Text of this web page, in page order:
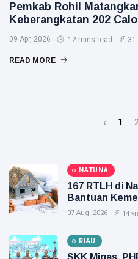
Pemkab Rohil
Keberangkatan 202
09 Apr, 2026 12 mins read 31
READ MORE
‹ 1
NATUNA
167 RTLH di
Bantuan
07 Aug, 2026 14
RIAU
SKK Migas,